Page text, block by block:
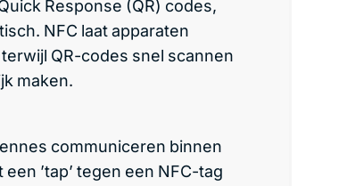
Response (QR) codes,
NFC laat apparaten
QR-codes snel scannen
maken.
communiceren binnen
’tap’ tegen een NFC-tag